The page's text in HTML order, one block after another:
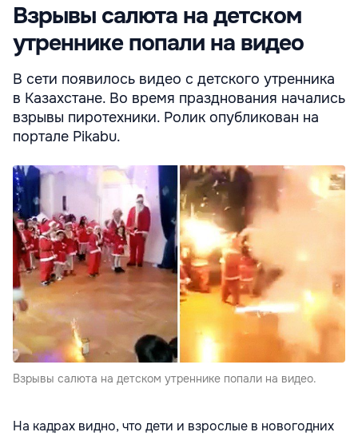
Взрывы салюта на детском
утреннике попали на видео
В сети появилось видео с детского утренника
в Казахстане. Во время празднования начались
взрывы пиротехники. Ролик опубликован на
портале Pikabu.
Взрывы салюта на детском утреннике попали на видео.
На кадрах видно, что дети и взрослые в новогодних